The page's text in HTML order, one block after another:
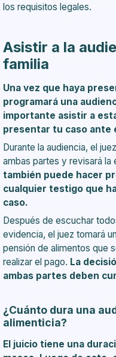
los requisitos legales.
Asistir a la
familia
Una vez que haya
programará una
importante asistir a
presentar tu caso ante
Durante la audiencia, el
ambas partes y revisará la
también puede hacer
cualquier testigo que
caso.
Después de escuchar
evidencia, el juez tomará
pensión de alimentos que
realizar el pago. La
ambas partes deben
¿Cuánto dura una
alimenticia?
El juicio tiene una